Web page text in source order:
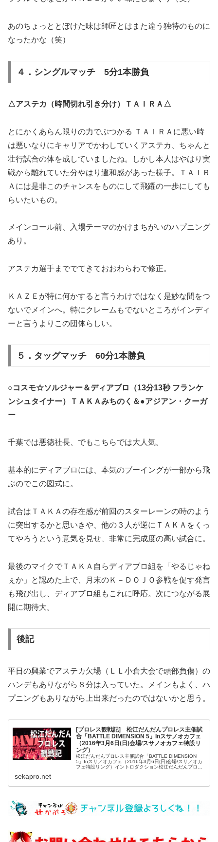
あのちょっととぼけた味は師匠とはまた違う独特のものに
なったかな（笑）
４．シングルマッチ 5分1本勝負
△アステカ（時間切れ引き分け）ＴＡＩＲＡ△
とにかくあらん限りの力でぶつかる ＴＡＩＲＡに悪い時
は悪いなりにキャリアでかわしていくアステカ、ちゃんと
壮行試合の体を成していましたね。しかし本人はやはり実
戦から離れていた分やはり違和感があった様子。ＴＡＩＲ
Ａには是非このチャンスをものにして飛躍の一歩にしても
らいたいもの。
メインコール前、入場テーマのかけまちがいのハプニング
あり。
アステカ選手まででてきておおわらわで修正。
ＫＡＺＥが特に何かすると言うわけではなく是妙な間をつ
ないでメインへ。特にクレームもでないところがインディ
ーと言うよりこの団体らしい。
５．タッグマッチ 60分1本勝負
○コスモ☆ソルジャー＆ディアブロ（13分13秒 フランケ
ンシュタイナー）ＴＡＫＡみちのく＆●アジアン・クーガ
ー
千葉では悪徳社長、でもこちらでは大人気。
基本的にディアブロには、本気のブーイングが一部から飛
ぶのでこの図式に。
試合はＴＡＫＡの存在感が前回のスターレーンの時のよう
に突出するかと思いきや、他の３人が逆にＴＡＫＡをくっ
てやろうという意気を見せ、非常に完成度の高い試合に。
最後のマイクでＴＡＫＡ自らディアブロ組を「やるじゃね
ぇか」と認めた上で、月末のＫ－ＤＯＪＯ参戦を促す発言
も飛び出し、ディアブロ組もこれに呼応。次につながる展
開に期待大。
後記
平日の興業でアステカ欠場（ＬＬ小倉大会で頭部負傷）の
ハンデもありながら８分は入っていた。メインもよく、ハ
プニングもありながら上出来だったのではないかと思う。
[プロレス観戦記] 松江だんだんプロレス主催試
合「BATTLE DIMENSION 5」Inスサノオカフェ
（2016年3月6日(日)会場/スサノオカフェ特設リ
ング）
松江だんだんプロレス主催試合「BATTLE DIMENSION
5」Inスサノオカフェ（2016年3月6日(日)会場/スサノオカ
フェ特設リング）イントロダクション松江だんだんプロレ
sekapro.net